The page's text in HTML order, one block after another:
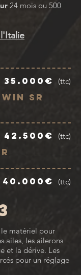
24 mois ou 500
35.000€ (ttc)
SR
42.500€ (ttc)
40.000€ (ttc)
matériel pour
ailes, les ailerons
et la dérive. Les
pour un réglage